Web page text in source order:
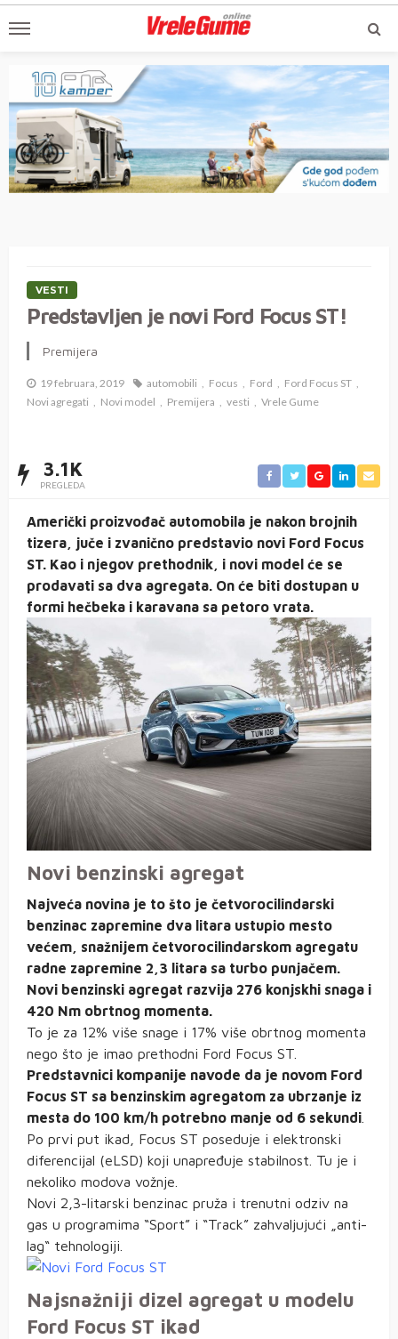
VESTI
Predstavljen je novi Ford Focus ST!
Premijera
19 februara, 2019 automobili Focus Ford
Ford Focus ST
Novi agregati
Novi model Premijera vesti Vrele Gume
3.1K
PREGLEDA
Američki proizvođač automobila je nakon brojnih
tizera, juče i zvanično predstavio novi Ford Focus
ST. Kao i njegov prethodnik, i novi model će se
prodavati sa dva agregata. On će biti dostupan u
formi hečbeka i karavana sa petoro vrata.
Novi benzinski agregat
Najveća novina je to što je četvorocilindarski
benzinac zapremine dva litara ustupio mesto
većem, snažnijem četvorocilindarskom agregatu
radne zapremine 2,3 litara sa turbo punjačem.
Novi benzinski agregat razvija 276 konjskhi snaga i
420 Nm obrtnog momenta.
To je za 12% više snage i 17% više obrtnog momenta
nego što je imao prethodni Ford Focus ST.
Predstavnici kompanije navode da je novom Ford
Focus ST sa benzinskim agregatom za ubrzanje iz
mesta do 100 km/h potrebno manje od 6 sekundi
Po prvi put ikad, Focus ST poseduje i elektronski
diferencijal (eLSD) koji unapređuje stabilnost. Tu je i
nekoliko modova vožnje.
Novi 2,3-litarski benzinac pruža i trenutni odziv na
gas u programima “Sport” i “Track” zahvaljujući „anti-
lag“ tehnologiji.
Najsnažniji dizel agregat u modelu
Ford Focus ST ikad